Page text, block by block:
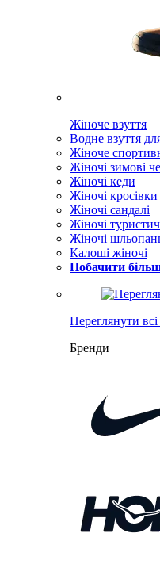
Жіноче взуття
Водне взуття
Жіноче
Жіночі зимові
Жіночі кеди
Жіночі кросівки
Жіночі сандалі
Жіночі
Жіночі
Калоші жіночі
Побачити
Переглянути
Бренди